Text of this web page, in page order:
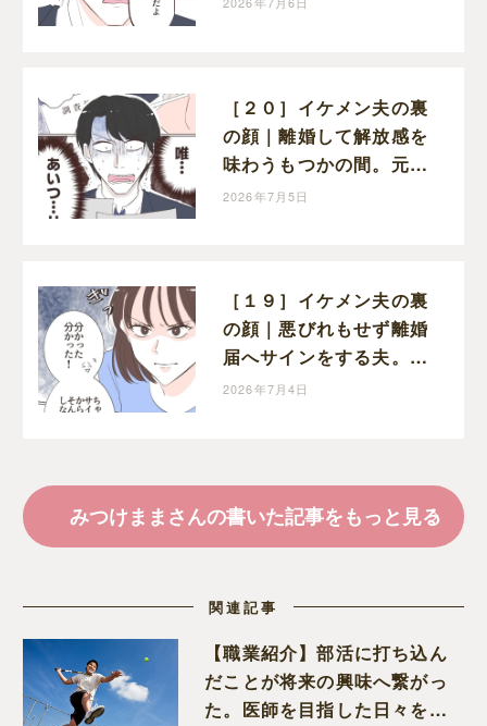
［２０］イケメン夫の裏
の顔｜離婚して解放感を
味わうもつかの間。元夫
が会社で見せられたのは
2026年7月5日
［１９］イケメン夫の裏
の顔｜悪びれもせず離婚
届へサインをする夫。見
下した態度にちくりと棘
2026年7月4日
みつけままさんの書いた記事をもっと見る
関連記事
【職業紹介】部活に打ち込ん
だことが将来の興味へ繋がっ
た。医師を目指した日々を振